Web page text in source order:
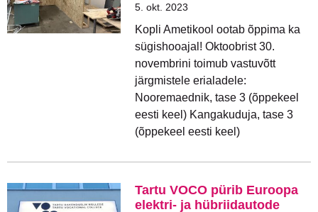
5. okt. 2023
Kopli Ametikool ootab õppima ka
sügishooajal! Oktoobrist 30.
novembrini toimub vastuvõtt
järgmistele erialadele:
Nooremaednik, tase 3 (õppekeel
eesti keel) Kangakuduja, tase 3
(õppekeel eesti keel)
Tartu VOCO pürib Euroopa
elektri- ja hübriidautode